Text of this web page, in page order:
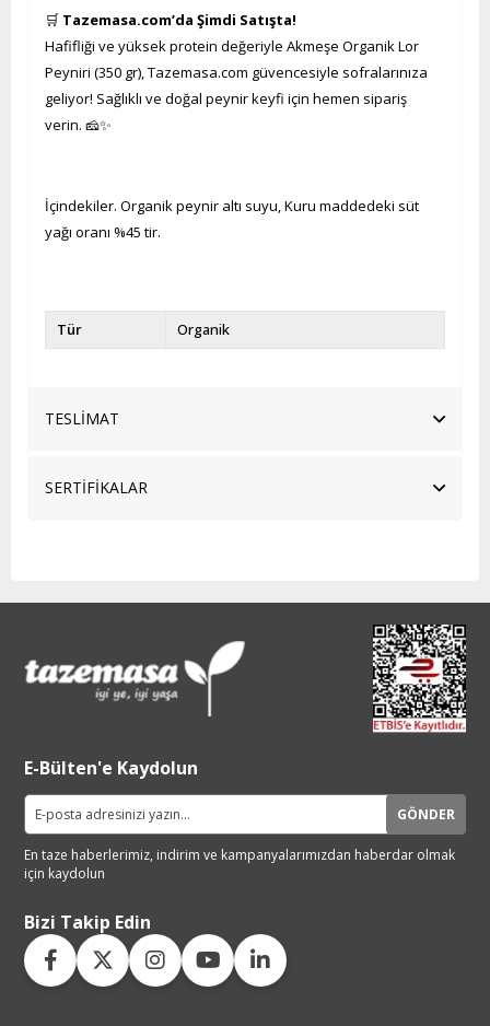
🛒 Tazemasa.com’da Şimdi Satışta!
Hafifliği ve yüksek protein değeriyle Akmeşe Organik Lor
Peyniri (350 gr), Tazemasa.com güvencesiyle sofralarınıza
geliyor! Sağlıklı ve doğal peynir keyfi için hemen sipariş
verin. 🧀✨
İçindekiler. Organik peynir altı suyu, Kuru maddedeki süt
yağı oranı %45 tir.
Tür Organik
TESLİMAT
SERTİFİKALAR
E-Bülten'e Kaydolun
GÖNDER
En taze haberlerimiz, indirim ve kampanyalarımızdan haberdar olmak
için kaydolun
Bizi Takip Edin